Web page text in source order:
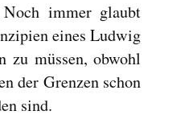
immer glaubt
eines Ludwig
zu müssen, obwohl
der Grenzen schon
sind.